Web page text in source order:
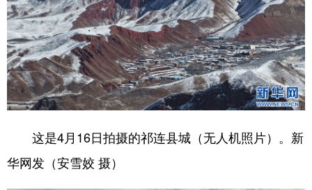
这是4月16日拍摄的祁连县城（无人机照片）。新
华网发（安雪姣 摄）